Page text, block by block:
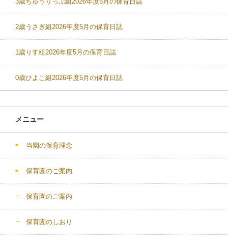
2歳うさぎ組2026年度5月の保育日誌
1歳りす組2026年度5月の保育日誌
0歳ひよこ組2026年度5月の保育日誌
メニュー
当園の保育理念
保育園のご案内
保育園のご案内
保育園のしおり